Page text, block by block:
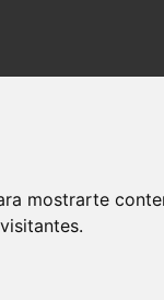
mostrarte